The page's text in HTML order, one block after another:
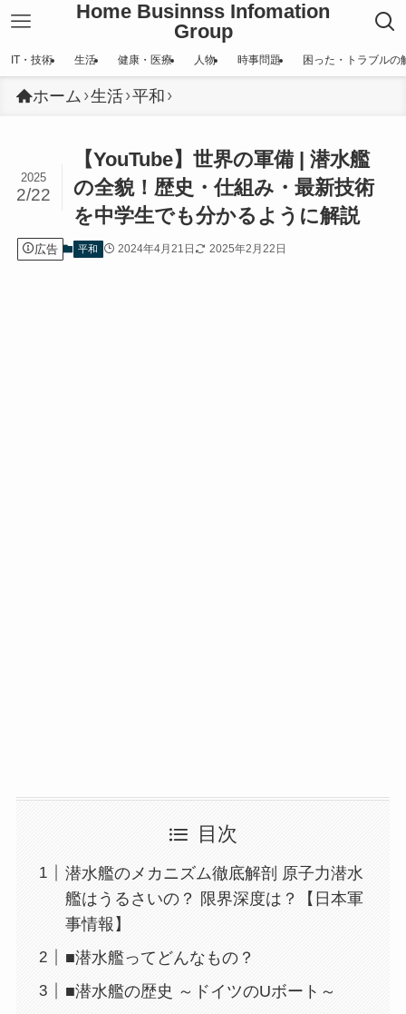
Home Businnss Infomation
Group
IT・技術 生活 健康・医療 人物 時事問題 困った・トラブルの
ホーム 生活 平和
【YouTube】世界の軍備 | 潜水艦
の全貌！歴史・仕組み・最新技術
を中学生でも分かるように解説
2025
2/22
広告 平和 2024年4月21日 2025年2月22日
目次
潜水艦のメカニズム徹底解剖 原子力潜水
艦はうるさいの？ 限界深度は？【日本軍
事情報】
■潜水艦ってどんなもの？
■潜水艦の歴史 ～ドイツのUボート～